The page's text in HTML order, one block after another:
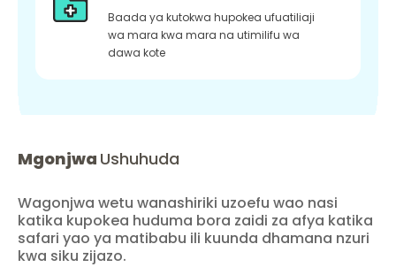
Baada ya kutokwa hupokea ufuatiliaji
wa mara kwa mara na utimilifu wa
dawa kote
Mgonjwa Ushuhuda
Wagonjwa wetu wanashiriki uzoefu wao nasi
katika kupokea huduma bora zaidi za afya katika
safari yao ya matibabu ili kuunda dhamana nzuri
kwa siku zijazo.